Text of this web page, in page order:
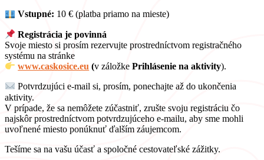
Vstupné: 10 € (platba priamo na mieste)
Registrácia je povinná
Svoje miesto si prosím rezervujte prostredníctvom registračného
systému na stránke
www.caskosice.eu (v záložkePrihlásenie na aktivity).
Potvrdzujúci e-mail si, prosím, ponechajte až do ukončenia
aktivity.
V prípade, že sa nemôžete zúčastniť, zrušte svoju registráciu čo
najskôr prostredníctvom potvrdzujúceho e-mailu, aby sme mohli
uvoľnené miesto ponúknuť ďalším záujemcom.
Tešíme sa na vašu účasť a spoločné cestovateľské zážitky.